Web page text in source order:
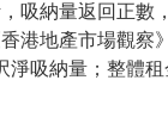
吸納量返回正數
港地產市場觀察
吸納量；整體租